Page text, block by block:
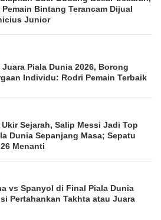
Pemain Bintang Terancam Dijual
Junior
Piala Dunia 2026, Borong
Individu: Rodri Pemain Terbaik
Sejarah, Salip Messi Jadi Top
Dunia Sepanjang Masa; Sepatu
Menanti
vs Spanyol di Final Piala Dunia
Pertahankan Takhta atau Juara